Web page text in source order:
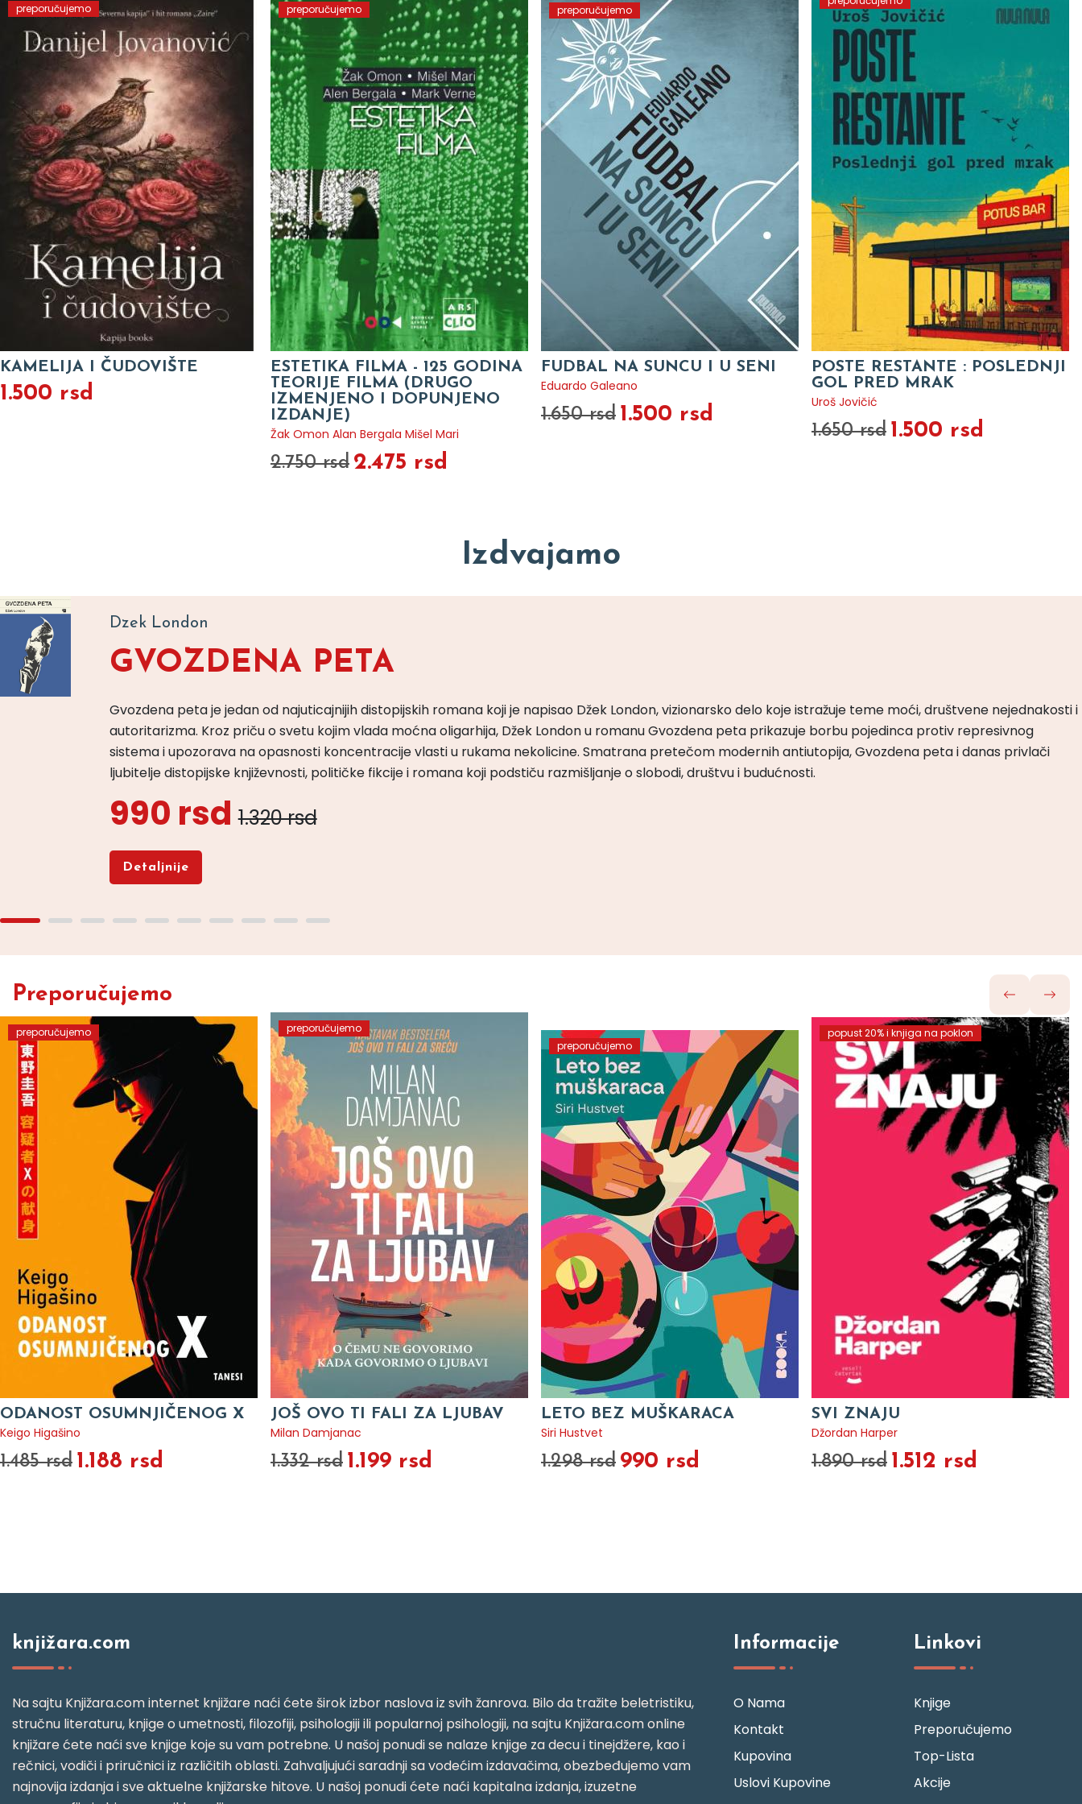
preporučujemo
KAMELIJA I ČUDOVIŠTE
1.500 rsd
preporučujemo
ESTETIKA FILMA - 125 GODINA
TEORIJE FILMA (DRUGO
IZMENJENO I DOPUNJENO
IZDANJE)
Žak Omon Alan Bergala Mišel Mari
2.750 rsd 2.475 rsd
preporučujemo
FUDBAL NA SUNCU I U SENI
Eduardo Galeano
1.650 rsd 1.500 rsd
POSTE RESTANTE : POSLEDNJI
GOL PRED MRAK
Uroš Jovičić
1.650 rsd 1.500 rsd
Izdvajamo
Dzek London
GVOZDENA PETA
Gvozdena peta je jedan od najuticajnijih distopijskih romana koji je napisao Džek London, vizionarsko delo koje istražuje teme moći, društvene nejednakosti i
autoritarizma. Kroz priču o svetu kojim vlada moćna oligarhija, Džek London u romanu Gvozdena peta prikazuje borbu pojedinca protiv represivnog
sistema i upozorava na opasnosti koncentracije vlasti u rukama nekolicine. Smatrana pretečom modernih antiutopija, Gvozdena peta i danas privlači
ljubitelje distopijske književnosti, političke fikcije i romana koji podstiču razmišljanje o slobodi, društvu i budućnosti.
990 rsd 1.320 rsd
Detaljnije
Preporučujemo
preporučujemo
ODANOST OSUMNJIČENOG X
Keigo Higašino
1.485 rsd 1.188 rsd
preporučujemo
JOŠ OVO TI FALI ZA LJUBAV
Milan Damjanac
1.332 rsd 1.199 rsd
preporučujemo
LETO BEZ MUŠKARACA
Siri Hustvet
1.298 rsd 990 rsd
popust 20% i knjiga na poklon
SVI ZNAJU
Džordan Harper
1.890 rsd 1.512 rsd
knjižara.com
Na sajtu Knjižara.com internet knjižare naći ćete širok izbor naslova iz svih žanrova. Bilo da tražite beletristiku,
stručnu literaturu, knjige o umetnosti, filozofiji, psihologiji ili popularnoj psihologiji, na sajtu Knjižara.com online
knjižare ćete naći sve knjige koje su vam potrebne. U našoj ponudi se nalaze knjige za decu i tinejdžere, kao i
rečnici, vodiči i priručnici iz različitih oblasti. Zahvaljujući saradnji sa vodećim izdavačima, obezbeđujemo vam
najnovija izdanja i sve aktuelne knjižarske hitove. U našoj ponudi ćete naći kapitalna izdanja, izuzetne
Informacije
O Nama
Kontakt
Kupovina
Uslovi Kupovine
Linkovi
Knjige
Preporučujemo
Top-Lista
Akcije